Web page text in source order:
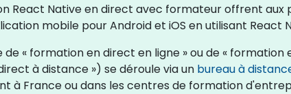
React Native en direct avec formateur offrent
mobile pour Android et iOS en utilisant React
« formation en direct en ligne » ou de « formation
à distance ») se déroule via un bureau à
à France ou dans les centres de formation